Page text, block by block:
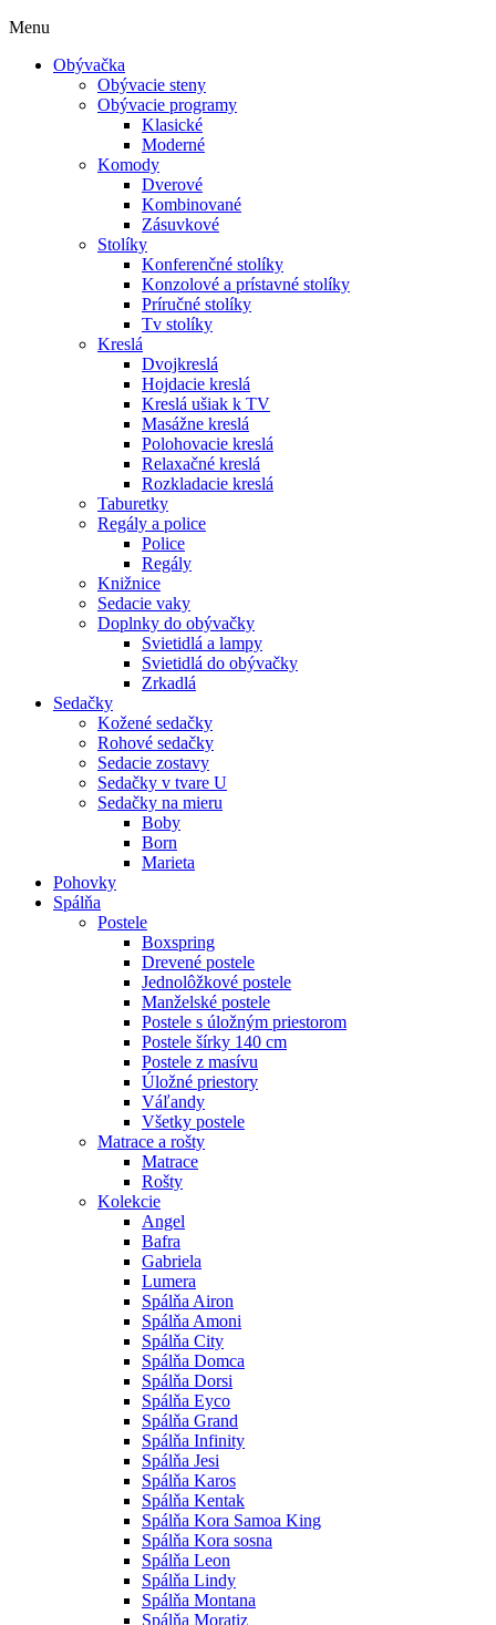
Menu
Obývačka
Obývacie steny
Obývacie programy
Klasické
Moderné
Komody
Dverové
Kombinované
Zásuvkové
Stolíky
Konferenčné stolíky
Konzolové a prístavné stolíky
Príručné stolíky
Tv stolíky
Kreslá
Dvojkreslá
Hojdacie kreslá
Kreslá ušiak k TV
Masážne kreslá
Polohovacie kreslá
Relaxačné kreslá
Rozkladacie kreslá
Taburetky
Regály a police
Police
Regály
Knižnice
Sedacie vaky
Doplnky do obývačky
Svietidlá a lampy
Svietidlá do obývačky
Zrkadlá
Sedačky
Kožené sedačky
Rohové sedačky
Sedacie zostavy
Sedačky v tvare U
Sedačky na mieru
Boby
Born
Marieta
Pohovky
Spálňa
Postele
Boxspring
Drevené postele
Jednolôžkové postele
Manželské postele
Postele s úložným priestorom
Postele šírky 140 cm
Postele z masívu
Úložné priestory
Váľandy
Všetky postele
Matrace a rošty
Matrace
Rošty
Kolekcie
Angel
Bafra
Gabriela
Lumera
Spálňa Airon
Spálňa Amoni
Spálňa City
Spálňa Domca
Spálňa Dorsi
Spálňa Eyco
Spálňa Grand
Spálňa Infinity
Spálňa Jesi
Spálňa Karos
Spálňa Kentak
Spálňa Kora Samoa King
Spálňa Kora sosna
Spálňa Leon
Spálňa Lindy
Spálňa Montana
Spálňa Moratiz